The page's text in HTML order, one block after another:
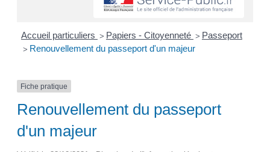
Accueil particuliers > Papiers - Citoyenneté > Passeport
> Renouvellement du passeport d'un majeur
Fiche pratique
Renouvellement du passeport
d'un majeur